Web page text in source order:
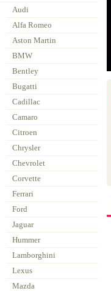
Audi
Alfa Romeo
Aston Martin
BMW
Bentley
Bugatti
Cadillac
Camaro
Citroen
Chrysler
Chevrolet
Corvette
Ferrari
Ford
Jaguar
Hummer
Lamborghini
Lexus
Mazda